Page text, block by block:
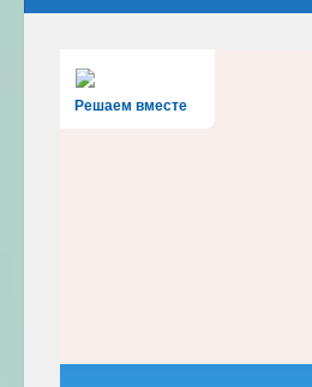
Решаем вместе